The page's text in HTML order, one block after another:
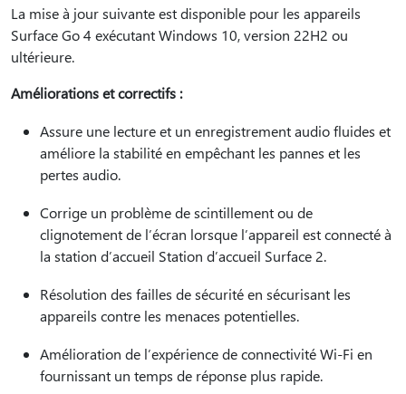
La mise à jour suivante est disponible pour les appareils
Surface Go 4 exécutant Windows 10, version 22H2 ou
ultérieure.
Améliorations et correctifs :
Assure une lecture et un enregistrement audio fluides et
améliore la stabilité en empêchant les pannes et les
pertes audio.
Corrige un problème de scintillement ou de
clignotement de l’écran lorsque l’appareil est connecté à
la station d’accueil Station d’accueil Surface 2.
Résolution des failles de sécurité en sécurisant les
appareils contre les menaces potentielles.
Amélioration de l’expérience de connectivité Wi-Fi en
fournissant un temps de réponse plus rapide.